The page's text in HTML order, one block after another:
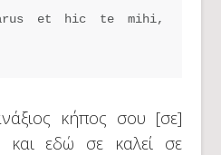
et hic te mihi,
κήπος σου [σε]
και εδώ σε καλεί σε